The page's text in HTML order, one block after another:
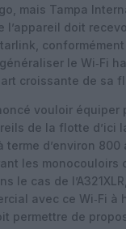
mais Tampa
l’appareil doit
le Wi‑Fi
croissante de sa
vouloir équiper
de la flotte d’ici
terme d’environ
les monocouloirs
le cas de
avec ce Wi‑Fi à
permettre de